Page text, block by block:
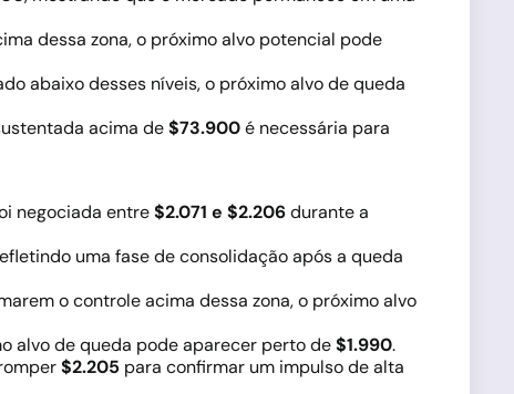
dessa zona, o próximo alvo potencial pode
abaixo desses níveis, o próximo alvo de queda
acima de$73.900é necessária para
negociada entre$2.071 e $2.206durante a
uma fase de consolidação após a queda
o controle acima dessa zona, o próximo alvo
alvo de queda pode aparecer perto de$1.990.
$2.205 para confirmar um impulso de alta